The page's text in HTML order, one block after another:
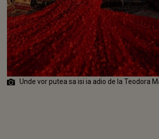
Unde vor putea sa isi ia adio de la Teodora